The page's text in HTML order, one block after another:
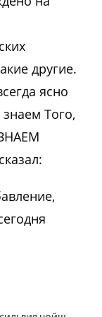
другие.
ясно
Того,